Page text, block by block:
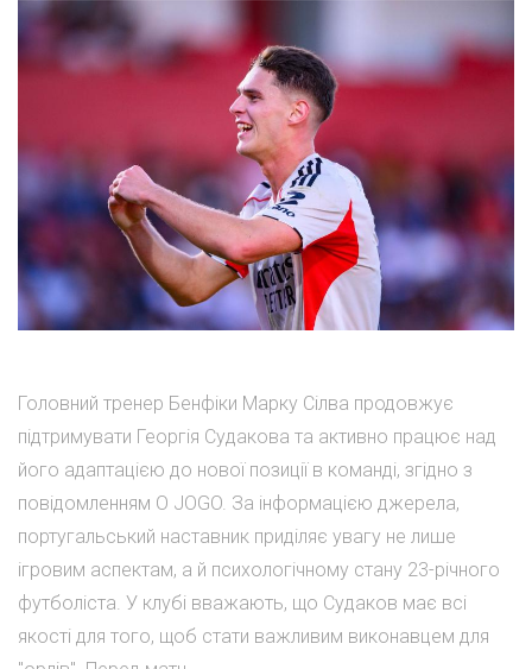
Головний тренер Бенфіки Марку Сілва продовжує
підтримувати Георгія Судакова та активно працює над
його адаптацією до нової позиції в команді, згідно з
повідомленням O JOGO. За інформацією джерела,
португальський наставник приділяє увагу не лише
ігровим аспектам, а й психологічному стану 23-річного
футболіста. У клубі вважають, що Судаков має всі
якості для того, щоб стати важливим виконавцем для